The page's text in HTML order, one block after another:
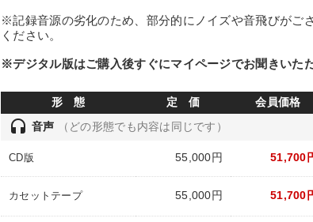
※記録音源の劣化のため、部分的にノイズや音飛びがご
ください。
※デジタル版はご購入後すぐにマイページでお聞きいただ
形 態 定 価 会員価格
headset 音声 （どの形態でも内容は同じです）
CD版 55,000円 51,700
カセットテープ 55,000円 51,700